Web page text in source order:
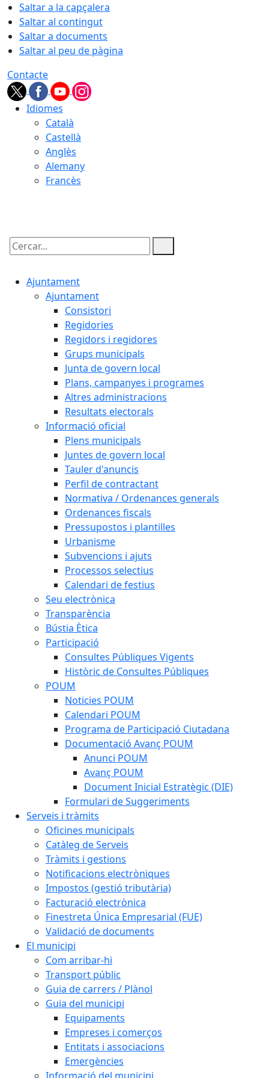
Saltar a la capçalera
Saltar al contingut
Saltar a documents
Saltar al peu de pàgina
Contacte
Idiomes
Català
Castellà
Anglès
Alemany
Francès
Cercar:
Ajuntament
Ajuntament
Consistori
Regidories
Regidors i regidores
Grups municipals
Junta de govern local
Plans, campanyes i programes
Altres administracions
Resultats electorals
Informació oficial
Plens municipals
Juntes de govern local
Tauler d'anuncis
Perfil de contractant
Normativa / Ordenances generals
Ordenances fiscals
Pressupostos i plantilles
Urbanisme
Subvencions i ajuts
Processos selectius
Calendari de festius
Seu electrònica
Transparència
Bústia Ètica
Participació
Consultes Públiques Vigents
Històric de Consultes Públiques
POUM
Noticies POUM
Calendari POUM
Programa de Participació Ciutadana
Documentació Avanç POUM
Anunci POUM
Avanç POUM
Document Inicial Estratègic (DIE)
Formulari de Suggeriments
Serveis i tràmits
Oficines municipals
Catàleg de Serveis
Tràmits i gestions
Notificacions electròniques
Impostos (gestió tributària)
Facturació electrònica
Finestreta Única Empresarial (FUE)
Validació de documents
El municipi
Com arribar-hi
Transport públic
Guia de carrers / Plànol
Guia del municipi
Equipaments
Empreses i comerços
Entitats i associacions
Emergències